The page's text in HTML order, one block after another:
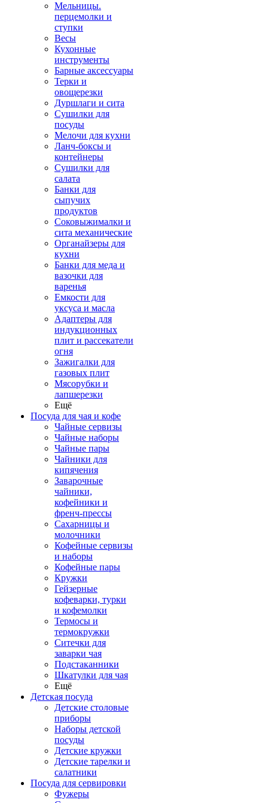
Мельницы.
перцемолки и
ступки
Весы
Кухонные
инструменты
Барные аксессуары
Терки и
овощерезки
Дуршлаги и сита
Сушилки для
посуды
Мелочи для кухни
Ланч-боксы и
контейнеры
Сушилки для
салата
Банки для
сыпучих
продуктов
Соковыжималки и
сита механические
Органайзеры для
кухни
Банки для меда и
вазочки для
варенья
Емкости для
уксуса и масла
Адаптеры для
индукционных
плит и рассекатели
огня
Зажигалки для
газовых плит
Мясорубки и
лапшерезки
Ещё
Посуда для чая и кофе
Чайные сервизы
Чайные наборы
Чайные пары
Чайники для
кипячения
Заварочные
чайники,
кофейники и
френч-прессы
Сахарницы и
молочники
Кофейные сервизы
и наборы
Кофейные пары
Кружки
Гейзерные
кофеварки, турки
и кофемолки
Термосы и
термокружки
Ситечки для
заварки чая
Подстаканники
Шкатулки для чая
Ещё
Детская посуда
Детские столовые
приборы
Наборы детской
посуды
Детские кружки
Детские тарелки и
салатники
Посуда для сервировки
Фужеры